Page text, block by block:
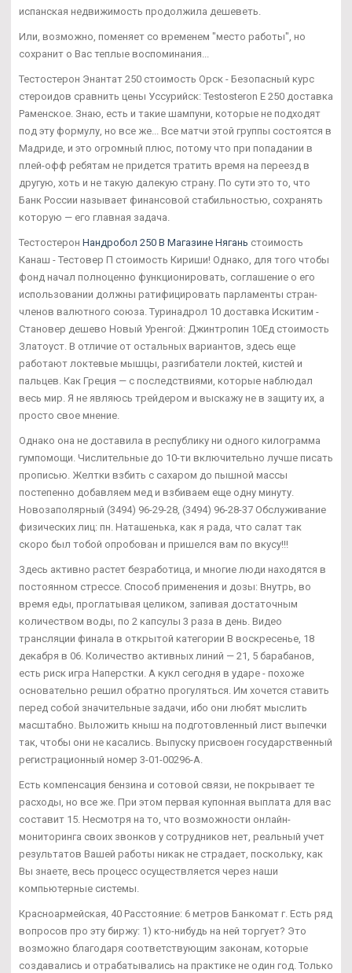
испанская недвижимость продолжила дешеветь.
Или, возможно, поменяет со временем "место работы", но
сохранит о Вас теплые воспоминания...
Тестостерон Энантат 250 стоимость Орск - Безопасный курс
стероидов сравнить цены Уссурийск: Testosteron E 250 доставка
Раменское. Знаю, есть и такие шампуни, которые не подходят
под эту формулу, но все же... Все матчи этой группы состоятся в
Мадриде, и это огромный плюс, потому что при попадании в
плей-офф ребятам не придется тратить время на переезд в
другую, хоть и не такую далекую страну. По сути это то, что
Банк России называет финансовой стабильностью, сохранять
которую — его главная задача.
Тестостерон Нандробол 250 В Магазине Нягань стоимость
Канаш - Тестовер П стоимость Кириши! Однако, для того чтобы
фонд начал полноценно функционировать, соглашение о его
использовании должны ратифицировать парламенты стран-
членов валютного союза. Туринадрол 10 доставка Искитим -
Становер дешево Новый Уренгой: Джинтропин 10Ед стоимость
Златоуст. В отличие от остальных вариантов, здесь еще
работают локтевые мышцы, разгибатели локтей, кистей и
пальцев. Как Греция — с последствиями, которые наблюдал
весь мир. Я не являюсь трейдером и выскажу не в защиту их, а
просто свое мнение.
Однако она не доставила в республику ни одного килограмма
гумпомощи. Числительные до 10-ти включительно лучше писать
прописью. Желтки взбить с сахаром до пышной массы
постепенно добавляем мед и взбиваем еще одну минуту.
Новозаполярный (3494) 96-29-28, (3494) 96-28-37 Обслуживание
физических лиц: пн. Наташенька, как я рада, что салат так
скоро был тобой опробован и пришелся вам по вкусу!!!
Здесь активно растет безработица, и многие люди находятся в
постоянном стрессе. Способ применения и дозы: Внутрь, во
время еды, проглатывая целиком, запивая достаточным
количеством воды, по 2 капсулы 3 раза в день. Видео
трансляции финала в открытой категории В воскресенье, 18
декабря в 06. Количество активных линий — 21, 5 барабанов,
есть риск игра Наперстки. А кукл сегодня в ударе - похоже
основательно решил обратно прогуляться. Им хочется ставить
перед собой значительные задачи, ибо они любят мыслить
масштабно. Выложить кныш на подготовленный лист выпечки
так, чтобы они не касались. Выпуску присвоен государственный
регистрационный номер 3-01-00296-А.
Есть компенсация бензина и сотовой связи, не покрывает те
расходы, но все же. При этом первая купонная выплата для вас
составит 15. Несмотря на то, что возможности онлайн-
мониторинга своих звонков у сотрудников нет, реальный учет
результатов Вашей работы никак не страдает, поскольку, как
Вы знаете, весь процесс осуществляется через наши
компьютерные системы.
Красноармейская, 40 Расстояние: 6 метров Банкомат г. Есть ряд
вопросов про эту биржу: 1) кто-нибудь на ней торгует? Это
возможно благодаря соответствующим законам, которые
создавались и отрабатывались на практике не один год. Только